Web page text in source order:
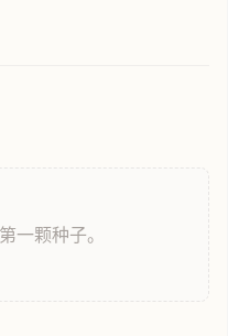
已被刑事拘留，案件正在进
一颗种子。